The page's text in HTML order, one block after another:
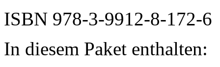
ISBN 978-3-9912-8-172-6
In diesem Paket enthalten: